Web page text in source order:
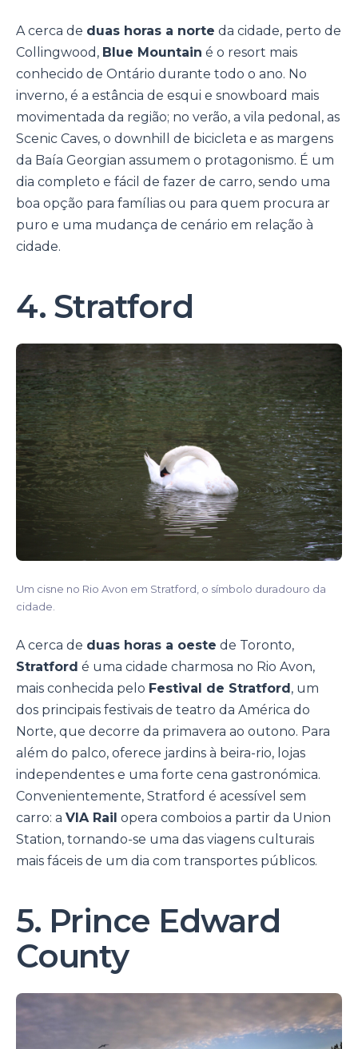
A cerca de duas horas a norte da cidade, perto de
Collingwood, Blue Mountain é o resort mais
conhecido de Ontário durante todo o ano. No
inverno, é a estância de esqui e snowboard mais
movimentada da região; no verão, a vila pedonal, as
Scenic Caves, o downhill de bicicleta e as margens
da Baía Georgian assumem o protagonismo. É um
dia completo e fácil de fazer de carro, sendo uma
boa opção para famílias ou para quem procura ar
puro e uma mudança de cenário em relação à
cidade.
4. Stratford
Um cisne no Rio Avon em Stratford, o símbolo duradouro da
cidade.
A cerca de duas horas a oeste de Toronto,
Stratford é uma cidade charmosa no Rio Avon,
mais conhecida pelo Festival de Stratford, um
dos principais festivais de teatro da América do
Norte, que decorre da primavera ao outono. Para
além do palco, oferece jardins à beira-rio, lojas
independentes e uma forte cena gastronómica.
Convenientemente, Stratford é acessível sem
carro: a VIA Rail opera comboios a partir da Union
Station, tornando-se uma das viagens culturais
mais fáceis de um dia com transportes públicos.
5. Prince Edward
County